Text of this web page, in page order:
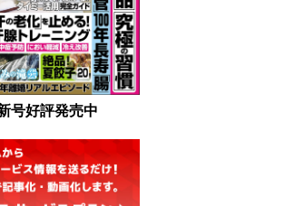
号好評発売中